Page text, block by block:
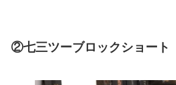
②七三ツーブロックショート